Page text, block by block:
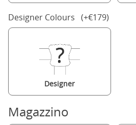
Designer Colours (+€179)
Designer
Magazzino